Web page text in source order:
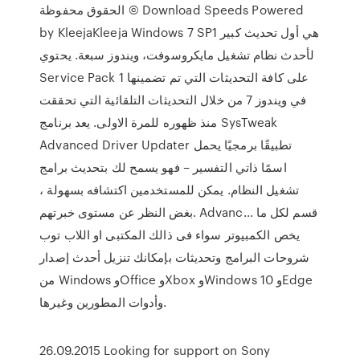
الحقوق محفوظة © Download Speeds Powered
by KleejaKleeja Windows 7 SP1 هي أول تحديث كبير
لأحدث نظام تشغيل مايكروسوفت، ويندوز سبعة. يحتوي
Service Pack 1 على كافة التحديثات التي تم تضمينها
في ويندوز 7 من خلال التحديثات التلقائية التي تحققت
منذ ظهوره للمرة الاولى. يعد برنامج SysTweak
Advanced Driver Updater تطبيقًا برمجيًا يحمل
اسمًا ذاتي التفسير – فهو يسمح لك بتحديث برامج
تشغيل النظام. يمكن للمستخدمين اكتشافه بسهولة ،
بغض النظر عن مستوى خبرتهم. Advanc… قسم لكل ما
يخص الكمبيوتر سواء فى ذالك المكتبى او اللاب توب
شروحات البرامج وتحديثات بإمكانك تنزيل أحدث إصدار
من Windows وOffice وXbox وWindows 10 وEdge
وأدوات المطورين وغيرها.
26.09.2015 Looking for support on Sony